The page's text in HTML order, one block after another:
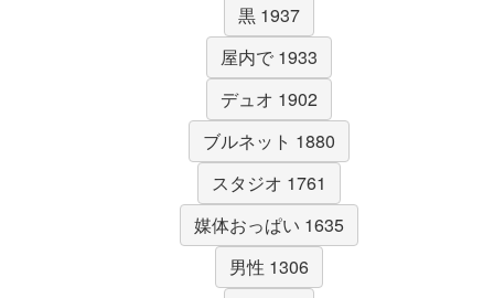
黒 1937
屋内で 1933
デュオ 1902
ブルネット 1880
スタジオ 1761
媒体おっぱい 1635
男性 1306